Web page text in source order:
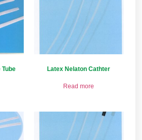
Latex Nelaton Cathter
Read more